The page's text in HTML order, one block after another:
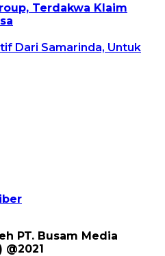
Terdakwa Klaim
PT. Busam Media
@2021